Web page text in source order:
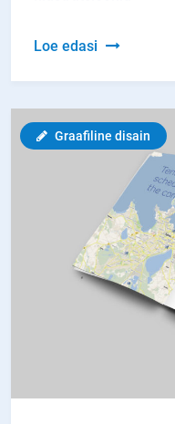
Loe edasi
Graafiline disain